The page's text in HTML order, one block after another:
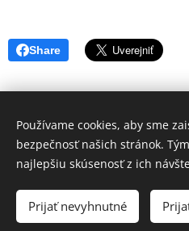
Share
Používame cookies, aby sme
bezpečnosť našich stránok.
najlepšiu skúsenosť z ich
Prijať nevyhnutné